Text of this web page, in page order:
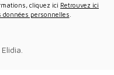
cliquez ici Retrouvez ici
données personnelles